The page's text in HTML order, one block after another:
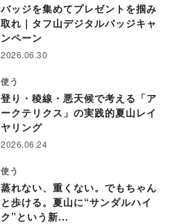
バッジを集めてプレゼントを掴み
取れ｜タフ山デジタルバッジキャ
ンペーン
2026.06.30
使う
登り・稜線・悪天候で考える「ア
ークテリクス」の実践的夏山レイ
ヤリング
2026.06.24
使う
蒸れない、重くない。でもちゃん
と歩ける。夏山に“サンダルハイ
ク”という新...